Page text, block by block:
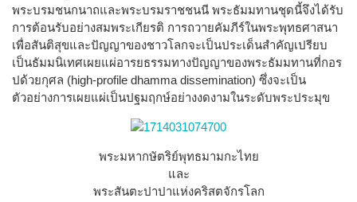
พระบรมชนกนาถและพระบรมราชชนนี พระธัมมทานชุดนี้จึงได้รับ
การต้อนรับอย่างสมพระเกียรติ การถวายคัมภีร์ในพระพุทธศาสนา
เพื่อสันติสุขและปัญญาของชาวโลกจะเป็นประเด็นสำคัญเปรียบ
เป็นธัมมนิเทศเผยแผ่อารยธรรมทางปัญญาของพระธัมมทานที่กอร
ปด้วยกุศล (high-profile dhamma dissemination) ซึ่งจะเป็น
ตัวอย่างการเผยแผ่เป็นปฐมฤกษ์อย่างงดงามในระดับพระประมุข
พระมหากษัตริย์พุทธมามกะไทย
และ
พระสันตะปาปาแห่งคริสตจักรโลก